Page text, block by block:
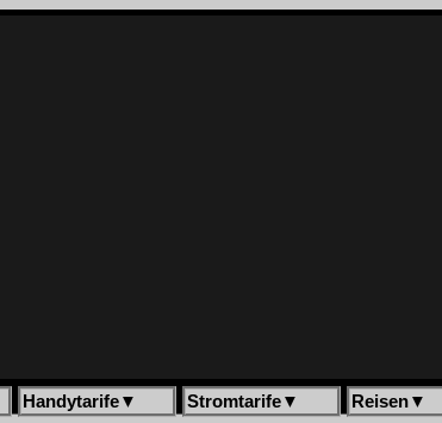
Handytarife▼ Stromtarife▼ Reisen▼